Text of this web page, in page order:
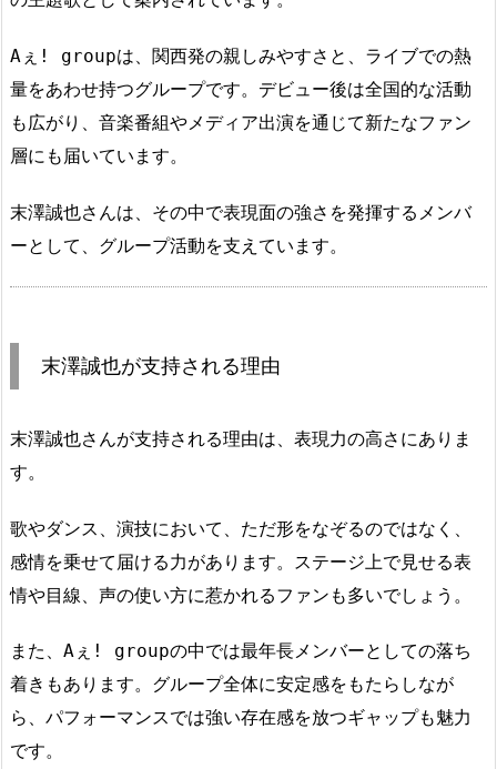
Aぇ! groupは、関西発の親しみやすさと、ライブでの熱
量をあわせ持つグループです。デビュー後は全国的な活動
も広がり、音楽番組やメディア出演を通じて新たなファン
層にも届いています。
末澤誠也さんは、その中で表現面の強さを発揮するメンバ
ーとして、グループ活動を支えています。
末澤誠也が支持される理由
末澤誠也さんが支持される理由は、表現力の高さにありま
す。
歌やダンス、演技において、ただ形をなぞるのではなく、
感情を乗せて届ける力があります。ステージ上で見せる表
情や目線、声の使い方に惹かれるファンも多いでしょう。
また、Aぇ! groupの中では最年長メンバーとしての落ち
着きもあります。グループ全体に安定感をもたらしなが
ら、パフォーマンスでは強い存在感を放つギャップも魅力
です。